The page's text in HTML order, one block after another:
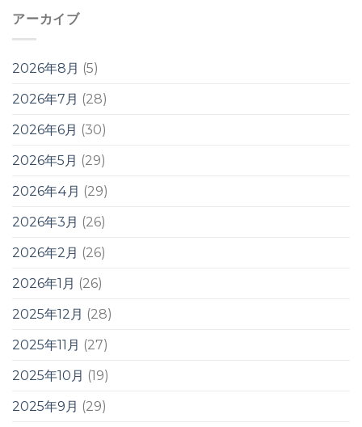
アーカイブ
2026年8月 (5)
2026年7月 (28)
2026年6月 (30)
2026年5月 (29)
2026年4月 (29)
2026年3月 (26)
2026年2月 (26)
2026年1月 (26)
2025年12月 (28)
2025年11月 (27)
2025年10月 (19)
2025年9月 (29)